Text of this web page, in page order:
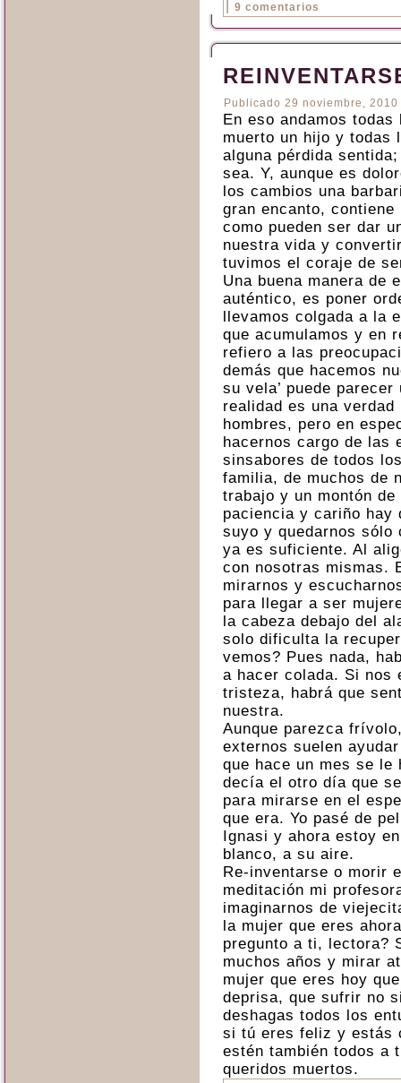
9 comentarios
Publicado 29 noviembre, 2010
En eso andamos
muerto un hijo y todas
alguna pérdida
sea. Y, aunque es
los cambios una
gran encanto,
como pueden ser dar
nuestra vida y
tuvimos el coraje de
Una buena manera de
auténtico, es poner
llevamos colgada a la
que acumulamos y en
refiero a las
demás que hacemos
su vela’ puede
realidad es una
hombres, pero en
hacernos cargo de las
sinsabores de todos
familia, de muchos de
trabajo y un montón
paciencia y cariño hay
suyo y quedarnos sólo
ya es suficiente. Al
con nosotras mismas.
mirarnos y
para llegar a ser
la cabeza debajo del
solo dificulta la
vemos? Pues nada,
a hacer colada. Si nos
tristeza, habrá que
nuestra.
Aunque parezca
externos suelen
que hace un mes se le
decía el otro día que
para mirarse en el
que era. Yo pasé de
Ignasi y ahora estoy
blanco, a su aire.
Re-inventarse o morir
meditación mi
imaginarnos de
la mujer que eres
pregunto a ti, lectora?
muchos años y mirar
mujer que eres hoy
deprisa, que sufrir no
deshagas todos los
si tú eres feliz y estás
estén también todos a
queridos muertos.